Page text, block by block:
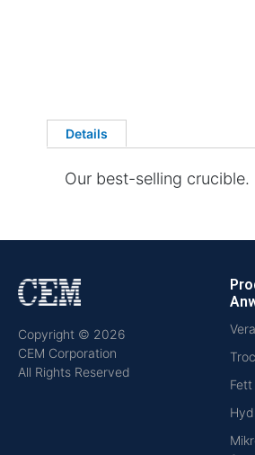
Details
Our best-selling
Copyright © 2026
CEM Corporation
All Rights Reserved